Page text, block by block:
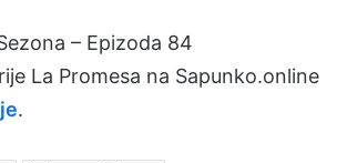
– Epizoda 84
La Promesa na Sapunko.online
.